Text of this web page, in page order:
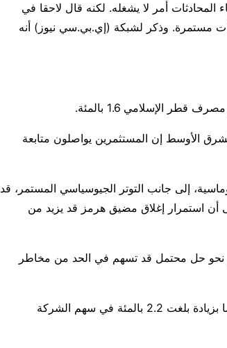
أمر لا يشغله. لكنه قال لاحقا في
مستمرة. وذكر لشبكة (إي.بي.سي نيوز) أنه
‌الأوسط ⁠إن المستثمرين يواصلون متابعة
إلى جانب التوتر الجيوسياسي المستمر، قد
أن استمرار إغلاق مضيق هرمز قد يزيد ​من
نحو حل محتمل قد تسهم في الحد من مخاطر
وارتفع المؤشر القياسي للسعودية 0.1 ​بالمئة مدعوما ⁠بزيادة بلغت 2.2 بالمئة في سهم الشركة